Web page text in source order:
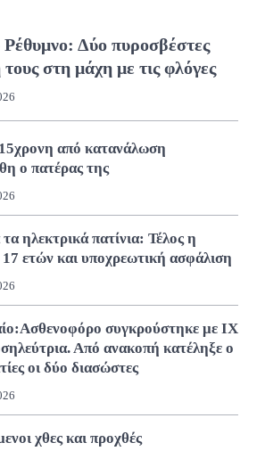
Δύο πυροσβέστες
στη μάχη με τις φλόγες
από κατανάλωση
ο πατέρας της
ηλεκτρικά πατίνια: Τέλος η
ετών και υποχρεωτική ασφάλιση
συγκρούστηκε με ΙΧ
Από ανακοπή κατέληξε ο
οι δύο διασώστες
χθες και προχθές